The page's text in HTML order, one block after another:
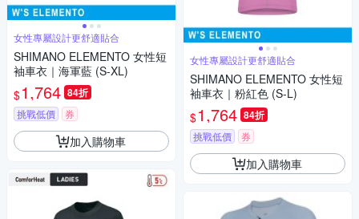
女性專屬設計更舒適貼合
SHIMANO ELEMENTO 女性短
袖車衣｜海軍藍 (S-XL)
$1,764 84折
挑戰低價 券
加入購物車
女性專屬設計更舒適貼合
SHIMANO ELEMENTO 女性短
袖車衣｜粉紅色 (S-L)
$1,764 84折
挑戰低價 券
加入購物車